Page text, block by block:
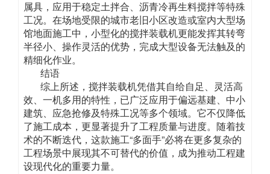
属具，应用于稳定土拌合、沥青冷再生料搅拌等特殊
工况。在场地受限的城市老旧小区改造或室内大型场
馆地面施工中，小型化的搅拌装载机更能发挥其转弯
半径小、操作灵活的优势，完成大型设备无法触及的
精细化作业。
结语
综上所述，搅拌装载机凭借其自给自足、灵活高
效、一机多用的特性，已广泛应用于偏远基建、中小
建筑、应急抢修及特殊工况等多个领域。它不仅降低
了施工成本，更显著提升了工程质量与进度。随着技
术的不断迭代，这款施工“多面手”必将在更多复杂的
工程场景中展现其不可替代的价值，成为推动工程建
设现代化的重要力量。